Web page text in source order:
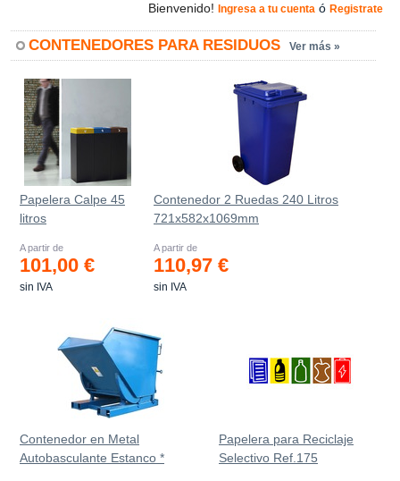
Bienvenido! Ingresa a tu cuenta ó Registrate
CONTENEDORES PARA RESIDUOS Ver más »
Papelera Calpe 45
litros
A partir de
101,00 €
sin IVA
Contenedor 2 Ruedas 240 Litros
721х582х1069mm
A partir de
110,97 €
sin IVA
Contenedor en Metal
Autobasculante Estanco *
Papelera para Reciclaje
Selectivo Ref.175